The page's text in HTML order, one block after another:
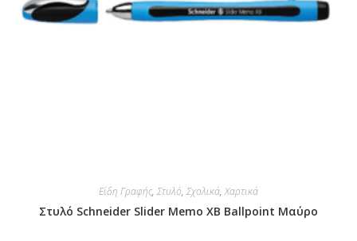
Είδη Γραφής, Στυλό, Σχολικά,Χαρτικά
Στυλό Schneider Slider Memo XB Ballpoint Μαύρο